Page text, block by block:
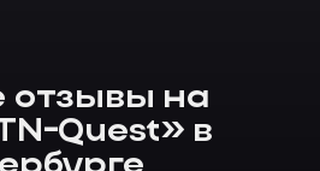
отзывы на
Quest» в